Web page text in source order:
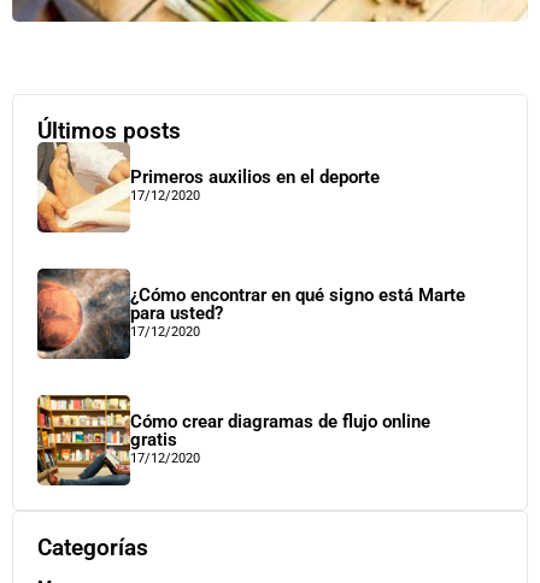
Últimos posts
Primeros auxilios en el deporte
17/12/2020
¿Cómo encontrar en qué signo está Marte
para usted?
17/12/2020
Cómo crear diagramas de flujo online
gratis
17/12/2020
Categorías